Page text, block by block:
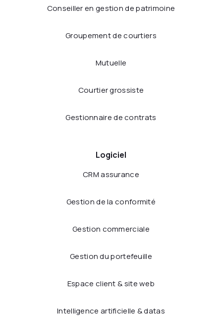
Conseiller en gestion de patrimoine
Groupement de courtiers
Mutuelle
Courtier grossiste
Gestionnaire de contrats
Logiciel
CRM assurance
Gestion de la conformité
Gestion commerciale
Gestion du portefeuille
Espace client & site web
Intelligence artificielle & datas